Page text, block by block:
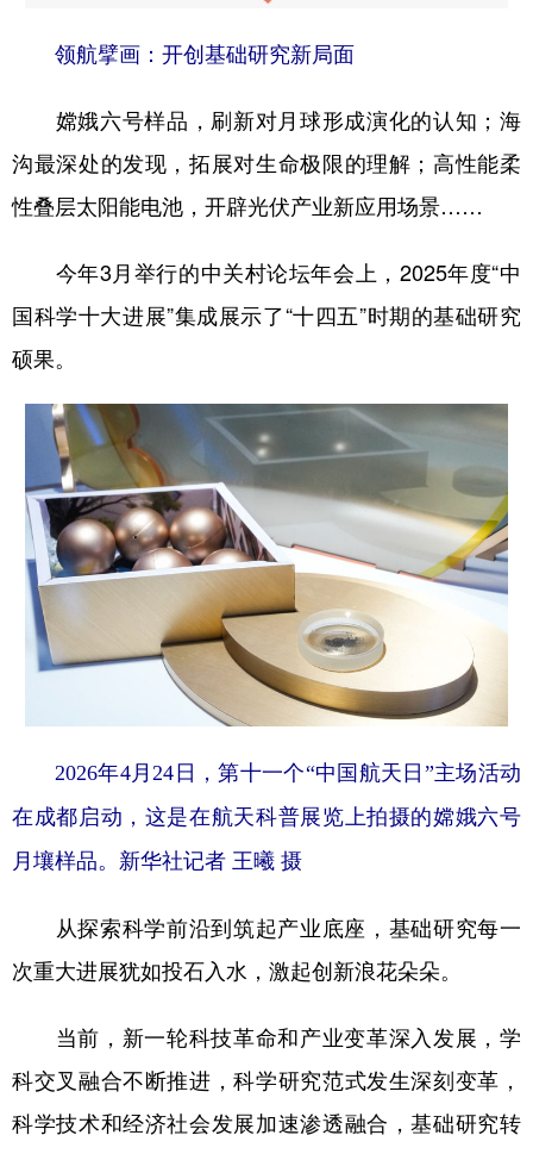
领航擘画：开创基础研究新局面
嫦娥六号样品，刷新对月球形成演化的认知；海
沟最深处的发现，拓展对生命极限的理解；高性能柔
性叠层太阳能电池，开辟光伏产业新应用场景……
今年3月举行的中关村论坛年会上，2025年度“中
国科学十大进展”集成展示了“十四五”时期的基础研究
硕果。
2026年4月24日，第十一个“中国航天日”主场活动
在成都启动，这是在航天科普展览上拍摄的嫦娥六号
月壤样品。新华社记者 王曦 摄
从探索科学前沿到筑起产业底座，基础研究每一
次重大进展犹如投石入水，激起创新浪花朵朵。
当前，新一轮科技革命和产业变革深入发展，学
科交叉融合不断推进，科学研究范式发生深刻变革，
科学技术和经济社会发展加速渗透融合，基础研究转